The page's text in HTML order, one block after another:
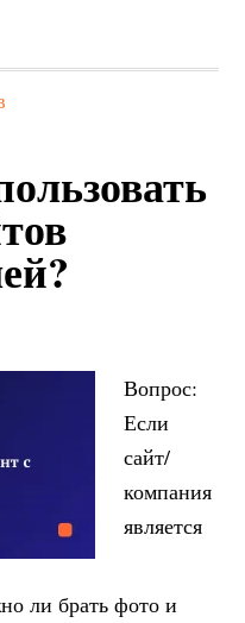
Вопрос:
Если
сайт/
компания
является
ли брать фото и